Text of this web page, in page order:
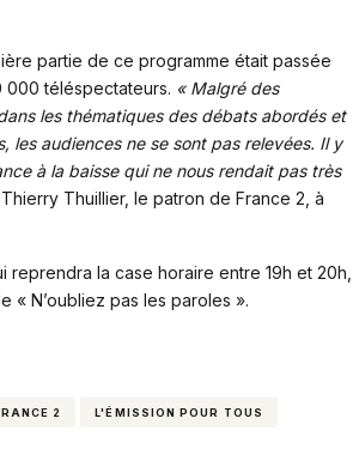
partie de ce programme était passée
téléspectateurs. « Malgré des
les thématiques des débats abordés et
les audiences ne se sont pas relevées. Il y
à la baisse qui ne nous rendait pas très
Thuillier, le patron de France 2, à
reprendra la case horaire entre 19h et 20h,
« N’oubliez pas les paroles ».
2 L'ÉMISSION POUR TOUS